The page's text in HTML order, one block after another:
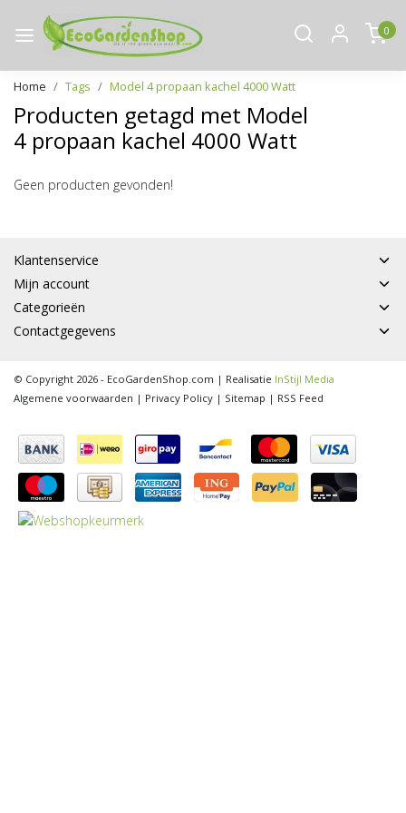
0
Home Tags Model 4 propaan kachel 4000 Watt
Producten getagd met Model
4 propaan kachel 4000 Watt
Geen producten gevonden!
Klantenservice
Mijn account
Categorieën
Contactgegevens
© Copyright 2026 - EcoGardenShop.com | Realisatie InStijl Media
Algemene voorwaarden | Privacy Policy | Sitemap | RSS Feed